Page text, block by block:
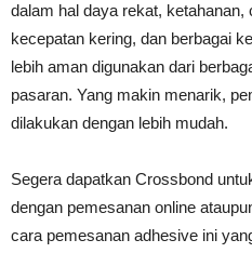
dalam hal daya rekat, ketahanan,
kecepatan kering, dan berbagai
lebih aman digunakan dari
pasaran. Yang makin menarik,
dilakukan dengan lebih mudah.
Segera dapatkan Crossbond
dengan pemesanan online
cara pemesanan adhesive ini